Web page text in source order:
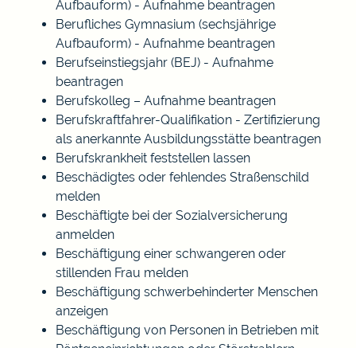
Aufbauform) - Aufnahme beantragen
Berufliches Gymnasium (sechsjährige
Aufbauform) - Aufnahme beantragen
Berufseinstiegsjahr (BEJ) - Aufnahme
beantragen
Berufskolleg – Aufnahme beantragen
Berufskraftfahrer-Qualifikation - Zertifizierung
als anerkannte Ausbildungsstätte beantragen
Berufskrankheit feststellen lassen
Beschädigtes oder fehlendes Straßenschild
melden
Beschäftigte bei der Sozialversicherung
anmelden
Beschäftigung einer schwangeren oder
stillenden Frau melden
Beschäftigung schwerbehinderter Menschen
anzeigen
Beschäftigung von Personen in Betrieben mit